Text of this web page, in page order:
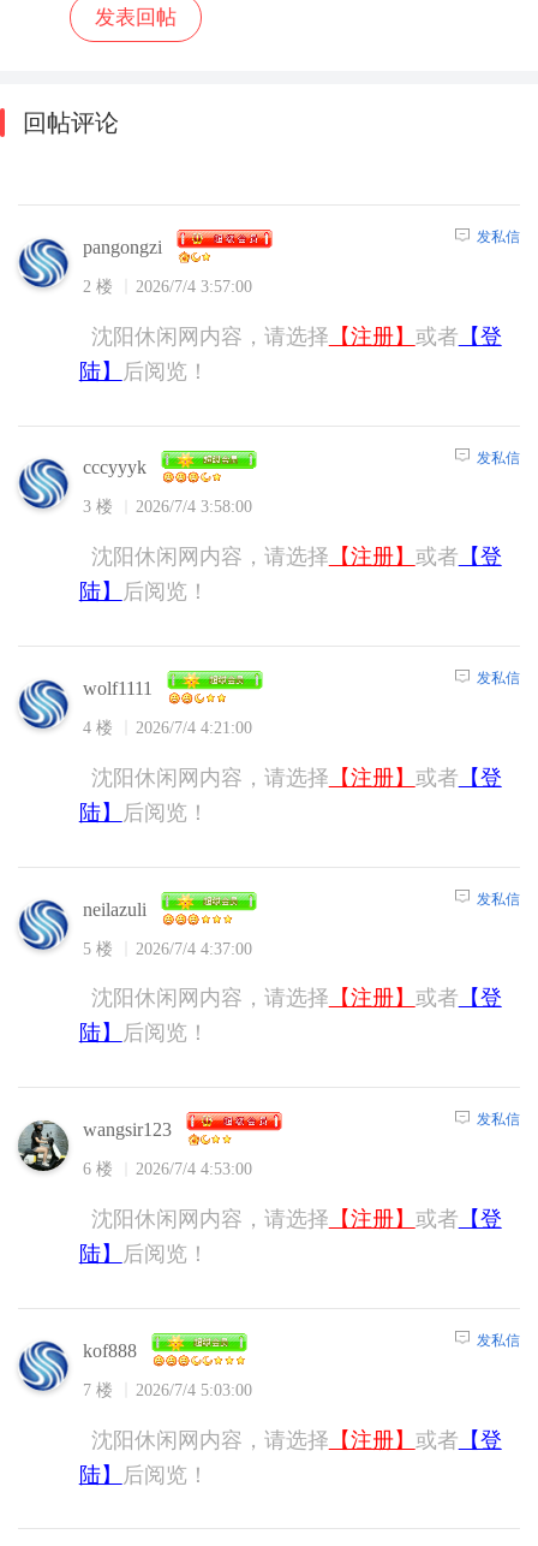
回帖评论
pangongzi
2 楼 2026/7/4 3:57:00
发私信
沈阳休闲网内容，请选择 【注册】 或者 【登
陆】
后阅览！
cccyyyk
3 楼 2026/7/4 3:58:00
发私信
沈阳休闲网内容，请选择 【注册】 或者 【登
陆】
后阅览！
wolf1111
4 楼 2026/7/4 4:21:00
发私信
沈阳休闲网内容，请选择 【注册】 或者 【登
陆】
后阅览！
neilazuli
5 楼 2026/7/4 4:37:00
发私信
沈阳休闲网内容，请选择 【注册】 或者 【登
陆】
后阅览！
wangsir123
6 楼 2026/7/4 4:53:00
发私信
沈阳休闲网内容，请选择 【注册】 或者 【登
陆】
后阅览！
kof888
7 楼 2026/7/4 5:03:00
发私信
沈阳休闲网内容，请选择 【注册】 或者 【登
陆】
后阅览！